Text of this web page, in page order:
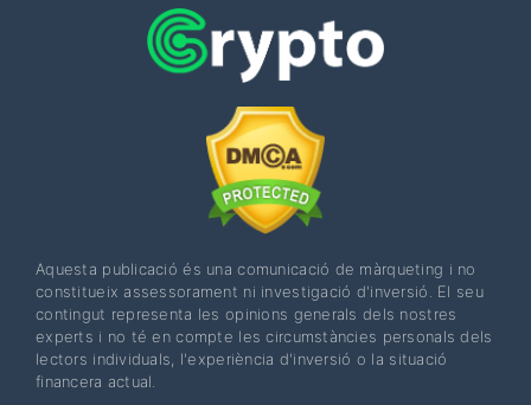
Aquesta publicació és una comunicació de màrqueting i no
constitueix assessorament ni investigació d'inversió. El seu
contingut representa les opinions generals dels nostres
experts i no té en compte les circumstàncies personals dels
lectors individuals, l'experiència d'inversió o la situació
financera actual.